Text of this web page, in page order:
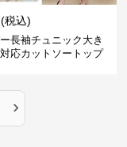
(税込)
長袖チュニック大き
応カットソートップ
›